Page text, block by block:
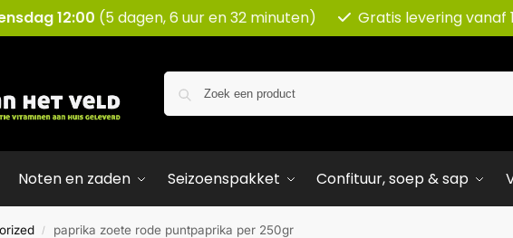
12:00 (5 dagen, 6 uur en 32 minuten) Gratis levering vanaf
Noten en zaden Seizoenspakket Confituur, soep & sap
/ paprika zoete rode puntpaprika per 250gr